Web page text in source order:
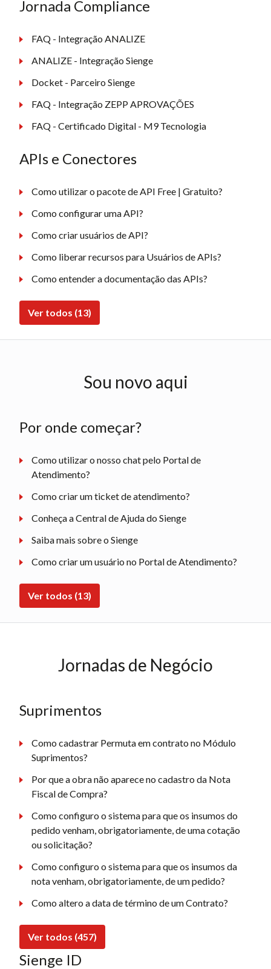
Jornada Compliance
FAQ - Integração ANALIZE
ANALIZE - Integração Sienge
Docket - Parceiro Sienge
FAQ - Integração ZEPP APROVAÇÕES
FAQ - Certificado Digital - M9 Tecnologia
APIs e Conectores
Como utilizar o pacote de API Free | Gratuito?
Como configurar uma API?
Como criar usuários de API?
Como liberar recursos para Usuários de APIs?
Como entender a documentação das APIs?
Ver todos (13)
Sou novo aqui
Por onde começar?
Como utilizar o nosso chat pelo Portal de
Atendimento?
Como criar um ticket de atendimento?
Conheça a Central de Ajuda do Sienge
Saiba mais sobre o Sienge
Como criar um usuário no Portal de Atendimento?
Ver todos (13)
Jornadas de Negócio
Suprimentos
Como cadastrar Permuta em contrato no Módulo
Suprimentos?
Por que a obra não aparece no cadastro da Nota
Fiscal de Compra?
Como configuro o sistema para que os insumos do
pedido venham, obrigatoriamente, de uma cotação
ou solicitação?
Como configuro o sistema para que os insumos da
nota venham, obrigatoriamente, de um pedido?
Como altero a data de término de um Contrato?
Ver todos (457)
Sienge ID